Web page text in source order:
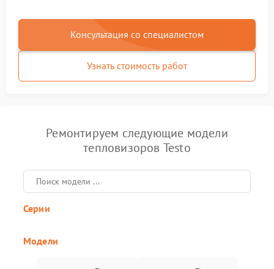
Консультация со специалистом
Узнать стоимость работ
Ремонтируем следующие модели
тепловизоров Testo
Серии
Модели